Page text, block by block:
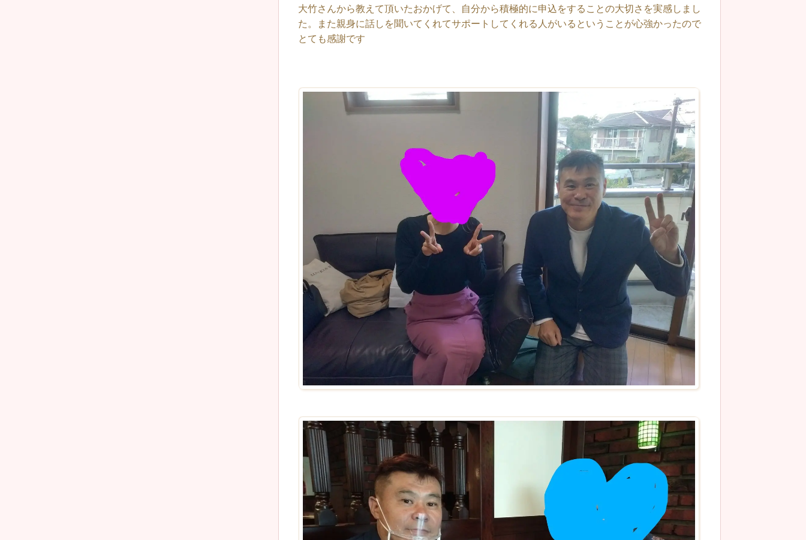
大竹さんから教えて頂いたおかげて、自分から積極的に申込をすることの大切さを実感しまし
た。また親身に話しを聞いてくれてサポートしてくれる人がいるということが心強かったので
とても感謝です